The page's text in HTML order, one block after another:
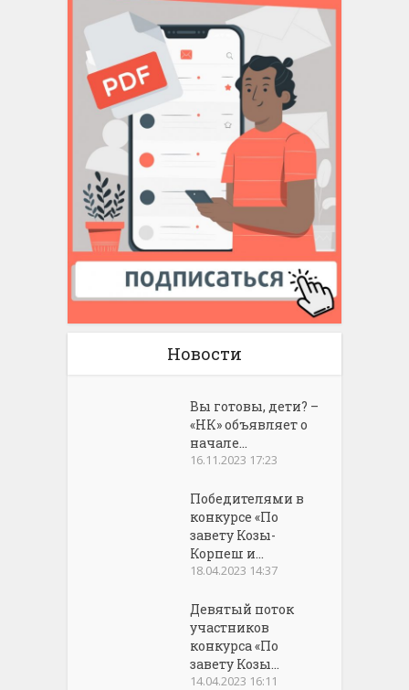
Новости
Вы готовы, дети? –
«НК» объявляет о
начале...
16.11.2023 17:23
Победителями в
конкурсе «По
завету Козы-
Корпеш и...
18.04.2023 14:37
Девятый поток
участников
конкурса «По
завету Козы...
14.04.2023 16:11